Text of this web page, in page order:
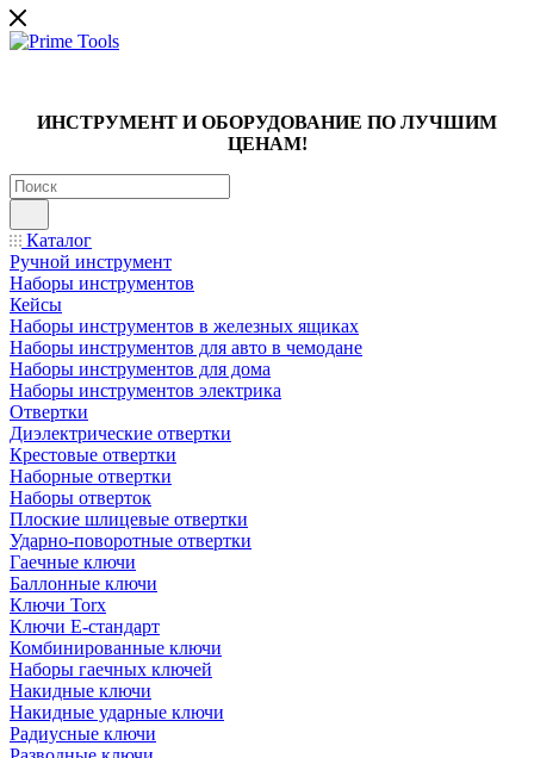
ИНСТРУМЕНТ И ОБОРУДОВАНИЕ ПО ЛУЧШИМ
ЦЕНАМ!
Каталог
Ручной инструмент
Наборы инструментов
Кейсы
Наборы инструментов в железных ящиках
Наборы инструментов для авто в чемодане
Наборы инструментов для дома
Наборы инструментов электрика
Отвертки
Диэлектрические отвертки
Крестовые отвертки
Наборные отвертки
Наборы отверток
Плоские шлицевые отвертки
Ударно-поворотные отвертки
Гаечные ключи
Баллонные ключи
Ключи Torx
Ключи Е-стандарт
Комбинированные ключи
Наборы гаечных ключей
Накидные ключи
Накидные ударные ключи
Радиусные ключи